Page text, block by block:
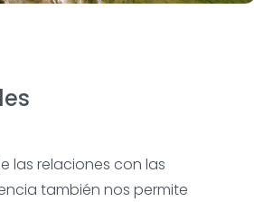
las relaciones con las
también nos permite